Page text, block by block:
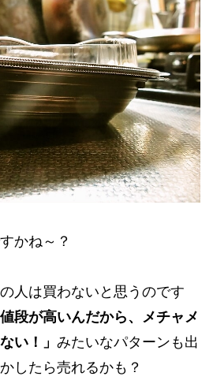
かね～？
人は買わないと思うのです
値段が高いんだから、メチャメ
い！」 みたいなパターンも出
したら売れるかも？